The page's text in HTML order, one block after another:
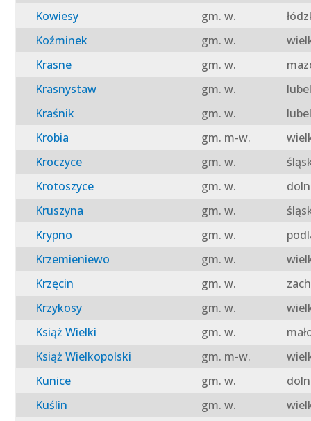
Kowiesy
gm. w.
Koźminek
gm. w.
Krasne
gm. w.
Krasnystaw
gm. w.
Kraśnik
gm. w.
Krobia
gm. m-w.
Kroczyce
gm. w.
Krotoszyce
gm. w.
Kruszyna
gm. w.
Krypno
gm. w.
Krzemieniewo
gm. w.
Krzęcin
gm. w.
Krzykosy
gm. w.
Książ Wielki
gm. w.
Książ Wielkopolski
gm. m-w.
Kunice
gm. w.
Kuślin
gm. w.